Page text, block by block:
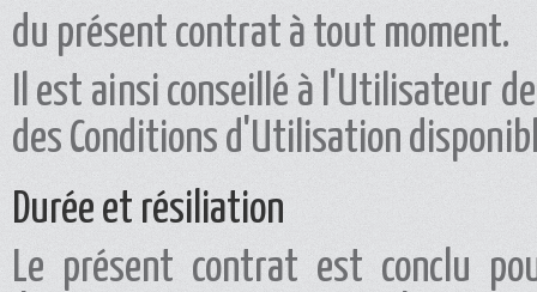
du présent contrat à tout moment.
Il est ainsi conseillé à l'Utilisateur
des Conditions d'Utilisation
Durée et résiliation
Le présent contrat est conclu